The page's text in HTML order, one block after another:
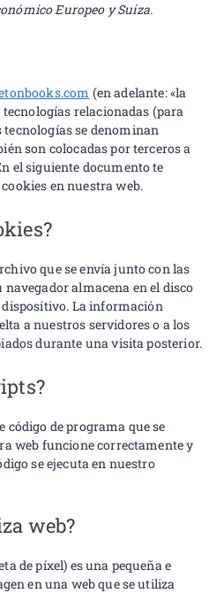
Europeo y Suiza.
(en adelante: «la
relacionadas (para
se denominan
son colocadas por terceros a
el siguiente documento te
en nuestra web.
que se envía junto con las
navegador almacena en el disco
La información
a nuestros servidores o a los
durante una visita posterior.
código de programa que se
web funcione correctamente y
se ejecuta en nuestro
web?
de píxel) es una pequeña e
en una web que se utiliza